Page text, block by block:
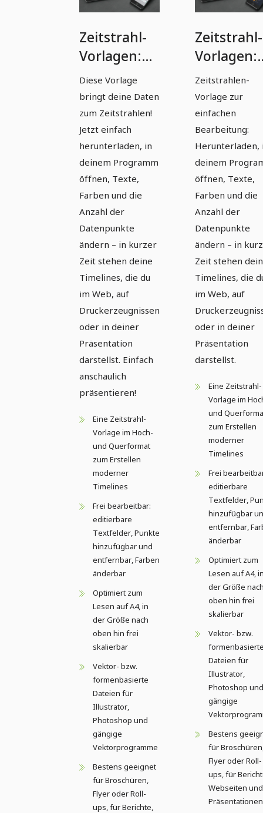
Zeitstrahl-
Vorlagen:
Moderne
Timelines
erstellen –
Version 9
Diese Vorlage
bringt deine Daten
zum Zeitstrahlen!
Jetzt einfach
herunterladen, in
deinem Programm
öffnen, Texte,
Farben und die
Anzahl der
Datenpunkte
ändern – in kurzer
Zeit stehen deine
Timelines, die du
im Web, auf
Druckerzeugnissen
oder in deiner
Präsentation
darstellst. Einfach
anschaulich
präsentieren!
Eine Zeitstrahl-
Vorlage im Hoch-
und Querformat
zum Erstellen
moderner
Timelines
Frei bearbeitbar:
editierbare
Textfelder, Punkte
hinzufügbar und
entfernbar, Farben
änderbar
Optimiert zum
Lesen auf A4, in
der Größe nach
oben hin frei
skalierbar
Vektor- bzw.
formenbasierte
Dateien für
Illustrator,
Photoshop und
gängige
Vektorprogramme
Bestens geeignet
für Broschüren,
Flyer oder Roll-
ups, für Berichte,
Zeitstrahl-
Vorlagen:
Moderne
Timelines
erstellen –
Version 10
Zeitstrahlen-
Vorlage zur
einfachen
Bearbeitung:
Herunterladen,
deinem
öffnen, Texte,
Farben und die
Anzahl der
Datenpunkte
ändern – in
Zeit stehen
Timelines, die
im Web, auf
oder in deiner
Präsentation
darstellst.
Eine Zeitstrahl-
Vorlage im
und
zum Erstellen
moderner
Timelines
Frei
editierbare
Textfelder,
hinzufügbar
entfernbar,
änderbar
Optimiert zum
Lesen auf A4,
der Größe
oben hin frei
skalierbar
Vektor- bzw.
Dateien für
Illustrator,
Photoshop und
gängige
Bestens
für
Flyer oder Roll-
ups, für
Webseiten und
Präsentationen